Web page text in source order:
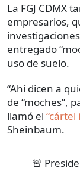
La FGJ CDMX
empresarios,
entregado
uso de suelo.
“Ahí dicen a
de “moches”,
llamó el
Sheinbaum.
🚨